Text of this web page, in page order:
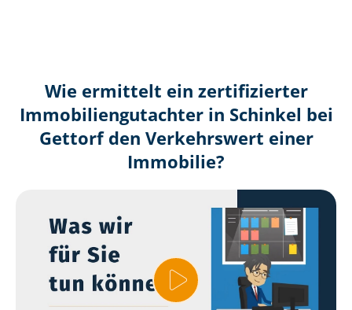
Wie ermittelt ein zertifizierter
Immobilien­gutachter in Schinkel bei
Gettorf den Verkehrswert einer
Immobilie?